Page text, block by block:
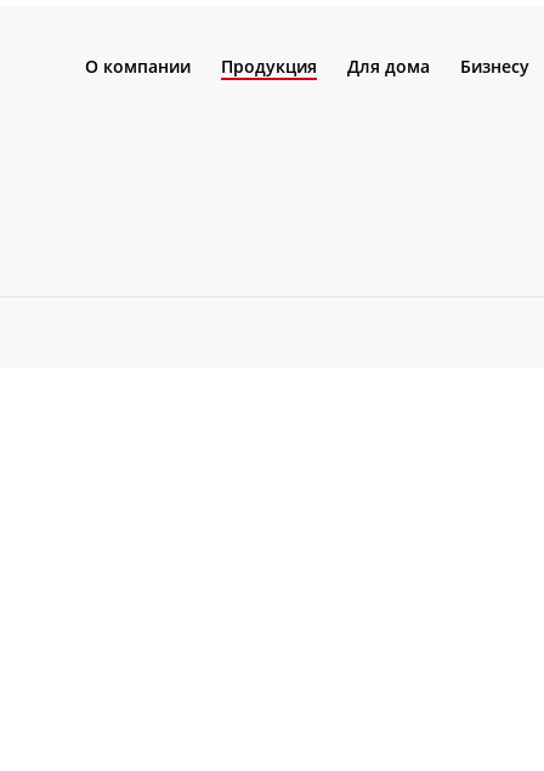
О компании Продукция Для дома Бизнесу